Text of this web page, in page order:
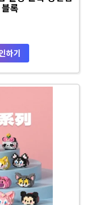
록
하기